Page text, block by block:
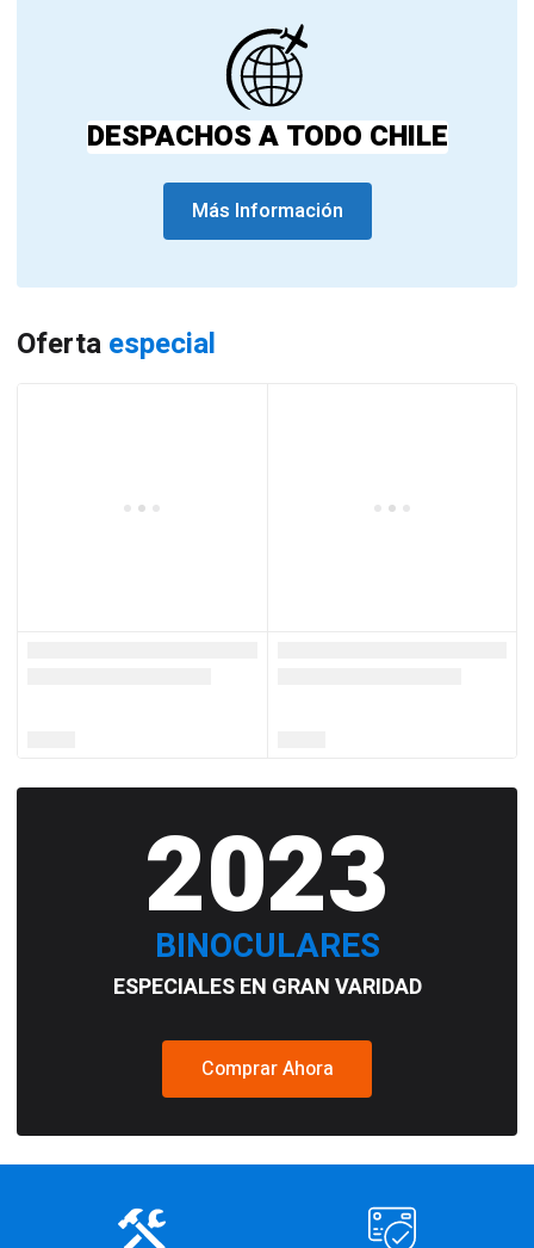
DESPACHOS A TODO CHILE
Más Información
Oferta especial
2023
BINOCULARES
ESPECIALES EN GRAN VARIDAD
Comprar Ahora